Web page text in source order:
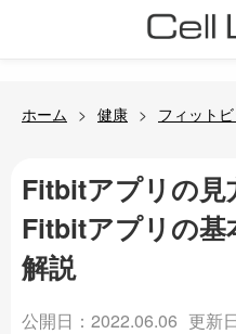
ホーム 健康 フィットビ
Fitbitアプリの見
Fitbitアプリの基
解説
公開日：2022.06.06 更新